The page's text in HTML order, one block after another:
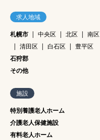
求人地域
札幌市
中央区 北区 南区
清田区
白石区
豊平区
石狩郡
その他
施設
特別養護老人ホーム
介護老人保健施設
有料老人ホーム